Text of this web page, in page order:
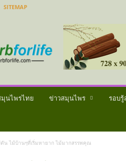
SITEMAP
มุนไพรไทย ข่าวสมุนไพร รอบ
น ไม้บ้านๆที่เริ่มหายาก ไม้มากสรรพคุณ